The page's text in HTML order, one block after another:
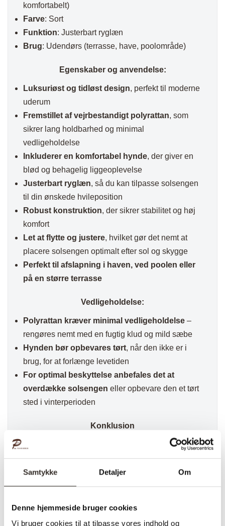
Samtykke Detaljer Om
Denne hjemmeside bruger cookies
Vi bruger cookies til at tilpasse vores indhold og
komfortabelt)
Farve: Sort
Funktion: Justerbart ryglæn
Brug: Udendørs (terrasse, have, poolområde)
Egenskaber og anvendelse:
Luksuriøst og tidløst design, perfekt til moderne
uderum
Fremstillet af vejrbestandigt polyrattan, som
sikrer lang holdbarhed og minimal
vedligeholdelse
Inkluderer en komfortabel hynde, der giver en
blød og behagelig liggeoplevelse
Justerbart ryglæn, så du kan tilpasse solsengen
til din ønskede hvileposition
Robust konstruktion, der sikrer stabilitet og høj
komfort
Let at flytte og justere, hvilket gør det nemt at
placere solsengen optimalt efter sol og skygge
Perfekt til afslapning i haven, ved poolen eller
på en større terrasse
Vedligeholdelse:
Polyrattan kræver minimal vedligeholdelse –
rengøres nemt med en fugtig klud og mild sæbe
Hynden bør opbevares tørt, når den ikke er i
brug, for at forlænge levetiden
For optimal beskyttelse anbefales det at
overdække solsengen eller opbevare den et tørt
sted i vinterperioden
Konklusion
perfekt valg for dig,
der ønsker komfort, elegance og holdbarhed i
ét produkt
justerbare funktion,
vejrbestandige polyrattan-konstruktion og
afslappende sommerdage i solen